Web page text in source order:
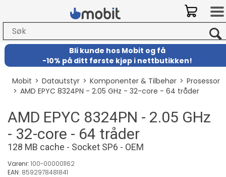
Bli kunde hos Mobit og få
-10% på ditt første kjøp i nettbutikken!
Mobit>Datautstyr>Komponenter & Tilbehør>Prosessor
>AMD EPYC 8324PN - 2.05 GHz - 32-core - 64 tråder
AMD EPYC 8324PN - 2.05 GHz
- 32-core - 64 tråder
128 MB cache - Socket SP6 - OEM
Varenr: 100-000001162
EAN: 8592978481841